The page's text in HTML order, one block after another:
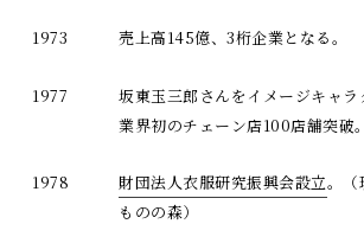
1973 売上高145億、3桁企業となる。
1977
坂東玉三郎さんをイメージキャラ
業界初のチェーン店100店舗突破。
1978 財団法人衣服研究振興会設立。（
ものの森）